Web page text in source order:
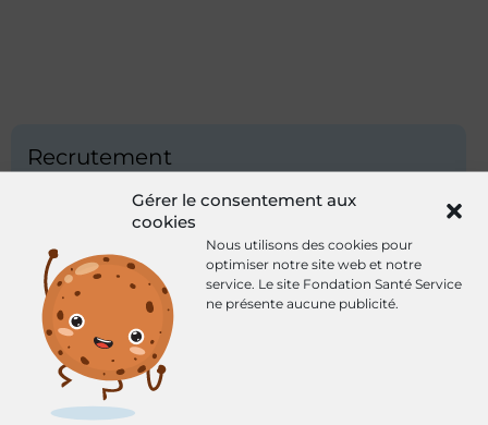
Gérer le consentement aux
cookies
Nous utilisons des cookies pour
optimiser notre site web et notre
service. Le site Fondation Santé Service
ne présente aucune publicité.
Recrutement
Pourquoi nous rejoindre ?
Nos métiers
Nos offres d’emploi
Candidature spontanée
Les jeudis du Recrutement